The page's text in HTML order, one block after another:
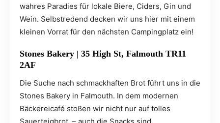
wahres Paradies für lokale Biere, Ciders, Gin und
Wein. Selbstredend decken wir uns hier mit einem
kleinen Vorrat für den nächsten Campingplatz ein!
Stones Bakery | 35 High St, Falmouth TR11
2AF
Die Suche nach schmackhaften Brot führt uns in die
Stones Bakery in Falmouth. In dem modernen
Bäckereicafé stoßen wir nicht nur auf tolles